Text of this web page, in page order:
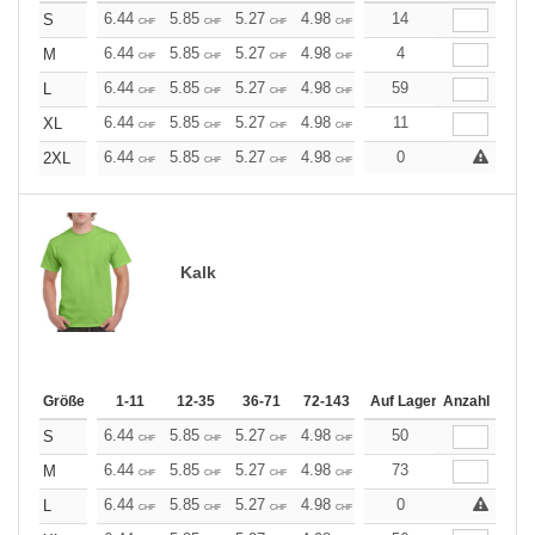
S 6.44 CHF 5.85 CHF 5.27 CHF 4.98 CHF 4.68CHF
14
M
6.44 CHF 5.85 CHF 5.27 CHF 4.98 CHF 4.68CHF
4
L
6.44 CHF 5.85 CHF 5.27 CHF 4.98 CHF 4.68CHF
59
XL
6.44 CHF 5.85 CHF 5.27 CHF 4.98 CHF 4.6811
2XL
6.44 CHF 5.85 CHF 5.27 CHF 4.98 CHF 4.68CHF CHF
0
Kalk
Größe 1-11 12-35 36-71 72-143 144-287 288 +
Auf Lager Anzahl
S 6.44 CHF 5.85 CHF 5.27 CHF 4.98 CHF 4.68CHF
50
M
6.44 CHF 5.85 CHF 5.27 CHF 4.98 CHF 4.68CHF
73
L
6.44 CHF 5.85 CHF 5.27 CHF 4.98 CHF 4.68CHF CHF
0